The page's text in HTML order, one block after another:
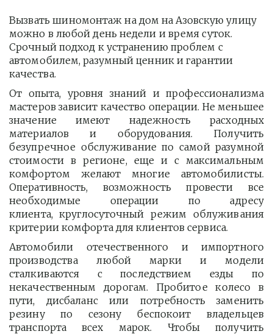
Вызвать шиномонтаж на дом на Азовскую улицу
можно в любой день недели и время суток.
Срочный подход к устранению проблем с
автомобилем, разумный ценник и гарантии
качества.
От опыта, уровня знаний и профессионализма
мастеров зависит качество операции. Не меньшее
значение имеют надежность расходных
материалов и оборудования. Получить
безупречное обслуживание по самой разумной
стоимости в регионе, еще и с максимальным
комфортом желают многие автомобилисты.
Оперативность, возможность провести все
необходимые операции по адресу
клиента, круглосуточный режим облуживания
критерии комфорта для клиентов сервиса.
Автомобили отечественного и импортного
производства любой марки и модели
сталкиваются с последствием езды по
некачественным дорогам. Пробитое колесо в
пути, дисбаланс или потребность заменить
резину по сезону беспокоит владельцев
транспорта всех марок. Чтобы получить